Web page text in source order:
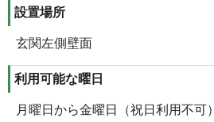
設置場所
玄関左側壁面
利用可能な曜日
月曜日から金曜日（祝日利用不可）